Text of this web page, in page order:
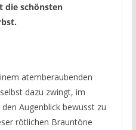
schönsten
atemberaubenden
dazu zwingt, im
Augenblick bewusst zu
rötlichen Brauntöne